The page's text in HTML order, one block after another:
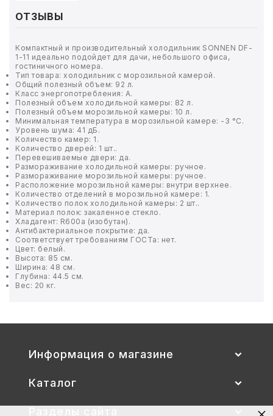
ТЕХНИКА ДЛЯ ОФИСА
ПРОДУКТЫ ПИТАНИЯ
УПАКОВКА
ХОЗТОВАРЫ
БУМАГА
БЫТОВАЯ И ПРОФ. ХИМИЯ
БЫТОВАЯ ТЕХНИКА
ДЕМООБОРУДОВАНИЕ
ЭЛЕКТРОНИКА
ЭЛЕКТРОТОВАРЫ И ОСВЕЩЕНИЕ
ХОББИ И ТВОРЧЕСТВО
ИНСТРУМЕНТЫ И РЕМОНТ
СПОРТ И ОТДЫХ
ОТЗЫВЫ
Компактный и производительный холодильник SONNEN DF-
1-11 идеально подойдет для дачи, небольшого офиса,
гостиничного номера.
Тип товара: холодильник с морозильной камерой.
Общий полезный объем: 92 л.
Класс энергопотребления: А.
Полезный объем холодильной камеры: 82 л.
Полезный объем морозильной камеры: 10 л.
Минимальная температура в морозильной камере: -3 °C.
Уровень шума: 41 дБ.
Количество камер: 1.
Количество дверей: 1 шт..
Перевешиваемые двери: да.
Размораживание холодильной камеры: ручное.
Размораживание морозильной камеры: ручное.
Расположение морозильной камеры: внутри верхнее.
Количество отделений в морозильной камере: 1.
Количество полок холодильной камеры: 2 шт..
Материал полок: закаленное стекло.
Хладагент: R600a (изобутан).
Антибактериальное покрытие: да.
Соответствует требованиям ГОСТа: нет.
Цвет: белый.
Высота: 85 см.
Ширина: 48 см.
Глубина: 44.5 см.
Вес: 20 кг.
Информация о магазине
Каталог